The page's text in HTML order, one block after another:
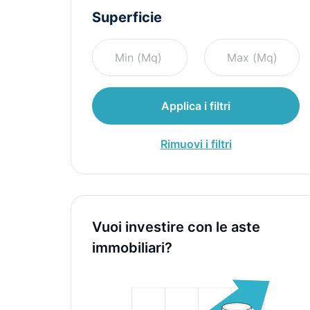
Superficie
Applica i filtri
Rimuovi i filtri
Vuoi investire con le aste
immobiliari?